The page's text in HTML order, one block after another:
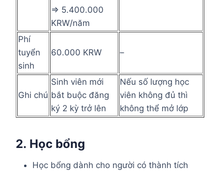
⇒ 5.400.000
KRW/năm
Phí
tuyển
sinh
60.000 KRW –
Ghi chú
Sinh viên mới
bắt buộc đăng
ký 2 kỳ trở lên
Nếu số lượng học
viên không đủ thì
không thể mở lớp
2. Học bổng
Học bổng dành cho người có thành tích